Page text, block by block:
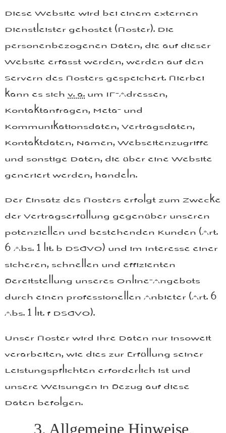
Diese Website wird bei einem externen
Dienstleister gehostet (Hoster). Die
personenbezogenen Daten, die auf dieser
Website erfasst werden, werden auf den
Servern des Hosters gespeichert. Hierbei
kann es sichv. a.um IP-Adressen,
Kontaktanfragen, Meta- und
Kommunikationsdaten, Vertragsdaten,
Kontaktdaten, Namen, Webseitenzugriffe
und sonstige Daten, die über eine Website
generiert werden, handeln.
Der Einsatz des Hosters erfolgt zum Zwecke
der Vertragserfüllung gegenüber unseren
potenziellen und bestehenden Kunden (Art.
6 Abs. 1 lit. b DSGVO) und im Interesse einer
sicheren, schnellen und effizienten
Bereitstellung unseres Online-Angebots
durch einen professionellen Anbieter (Art. 6
Abs. 1 lit. f DSGVO).
Unser Hoster wird Ihre Daten nur insoweit
verarbeiten, wie dies zur Erfüllung seiner
Leistungspflichten erforderlich ist und
unsere Weisungen in Bezug auf diese
Daten befolgen.
3. Allgemeine Hinweise,